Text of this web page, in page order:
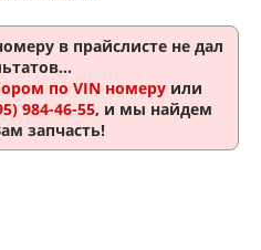
в прайслисте не дал
по VIN номеруили
984-46-55, и мы найдем
запчасть!